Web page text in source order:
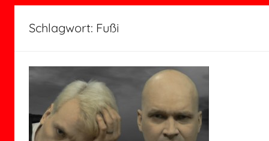
Schlagwort: Fußi